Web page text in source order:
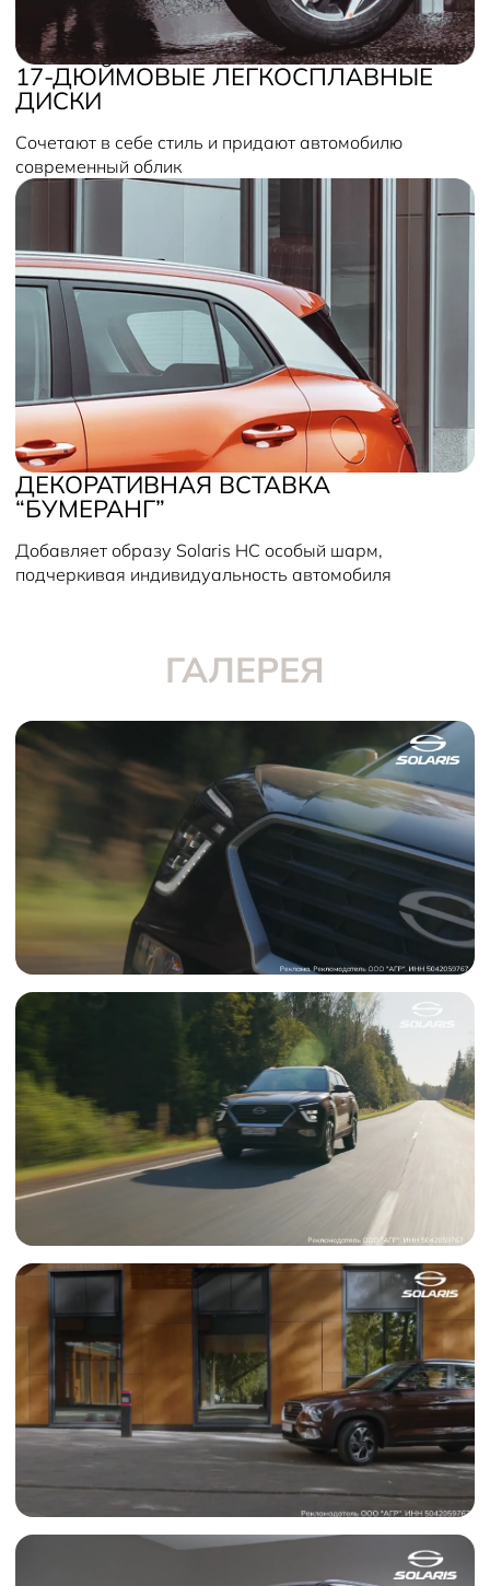
17-ДЮЙМОВЫЕ ЛЕГКОСПЛАВНЫЕ
ДИСКИ
Сочетают в себе стиль и придают автомобилю
современный облик
ДЕКОРАТИВНАЯ ВСТАВКА
“БУМЕРАНГ”
Добавляет образу Solaris HC особый шарм,
подчеркивая индивидуальность автомобиля
ГАЛЕРЕЯ